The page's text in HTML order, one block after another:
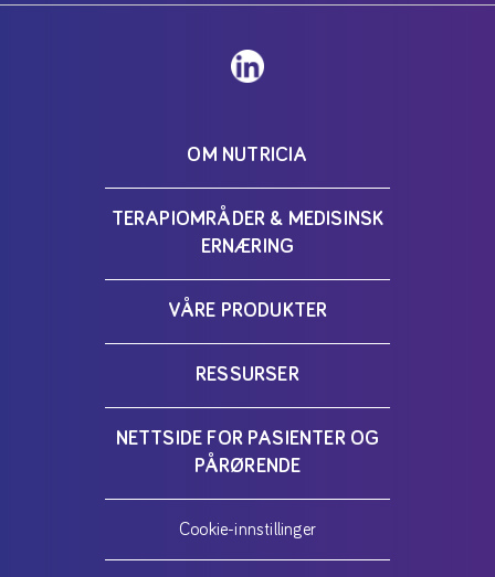
OM NUTRICIA
TERAPIOMRÅDER & MEDISINSK
ERNÆRING
VÅRE PRODUKTER
RESSURSER
NETTSIDE FOR PASIENTER OG
PÅRØRENDE
Cookie-innstillinger